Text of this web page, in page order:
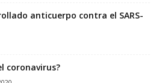
anticuerpo contra el SARS-
coronavirus?